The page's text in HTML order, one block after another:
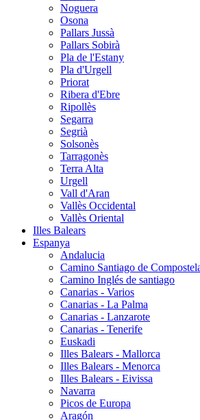
Noguera
Osona
Pallars Jussà
Pallars Sobirà
Pla de l'Estany
Pla d'Urgell
Priorat
Ribera d'Ebre
Ripollès
Segarra
Segrià
Solsonès
Tarragonès
Terra Alta
Urgell
Vall d'Aran
Vallès Occidental
Vallès Oriental
Illes Balears
Espanya
Andalucia
Camino Santiago de
Camino Inglés de santiago
Canarias - Varios
Canarias - La Palma
Canarias - Lanzarote
Canarias - Tenerife
Euskadi
Illes Balears - Mallorca
Illes Balears - Menorca
Illes Balears - Eivissa
Navarra
Picos de Europa
Aragón